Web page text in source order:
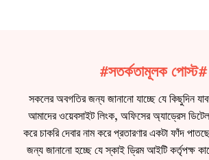
#সতর্কতামূলক পোস্ট#
সকলের অবগতির জন্য জানানো যাচ্ছে যে কিছুদিন
আমাদের ওয়েবসাইট লিংক, অফিসের অ্যাড্রেস
করে চাকরি দেবার নাম করে প্রতারণার একটা ফাঁদ
জন্য জানানো হচ্ছে যে স্কাই ড্রিম আইটি কর্তৃপক্ষ